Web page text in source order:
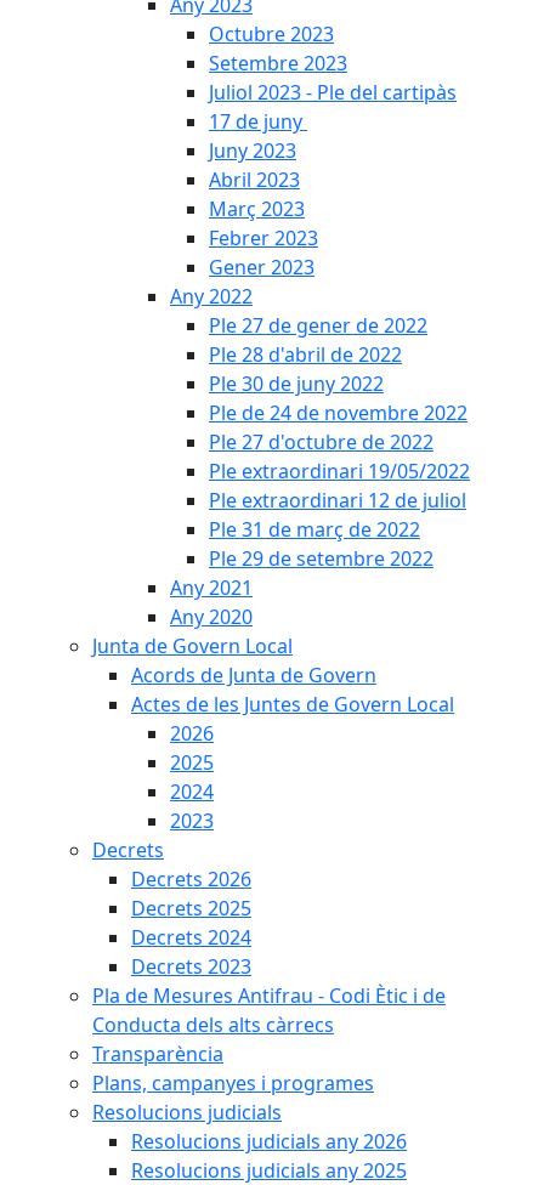
Octubre 2023
Setembre 2023
Juliol 2023 - Ple del cartipàs
17 de juny
Juny 2023
Abril 2023
Març 2023
Febrer 2023
Gener 2023
Any 2022
Ple 27 de gener de 2022
Ple 28 d'abril de 2022
Ple 30 de juny 2022
Ple de 24 de novembre 2022
Ple 27 d'octubre de 2022
Ple extraordinari 19/05/2022
Ple extraordinari 12 de juliol
Ple 31 de març de 2022
Ple 29 de setembre 2022
Any 2021
Any 2020
Junta de Govern Local
Acords de Junta de Govern
Actes de les Juntes de Govern Local
2026
2025
2024
2023
Decrets
Decrets 2026
Decrets 2025
Decrets 2024
Decrets 2023
Pla de Mesures Antifrau - Codi Ètic i de
Conducta dels alts càrrecs
Transparència
Plans, campanyes i programes
Resolucions judicials
Resolucions judicials any 2026
Resolucions judicials any 2025